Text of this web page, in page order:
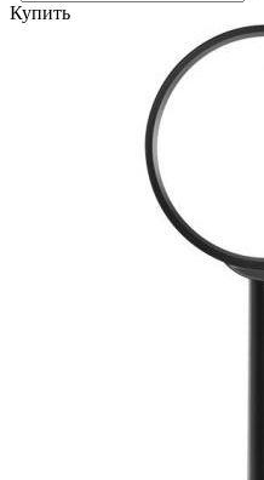
Купить